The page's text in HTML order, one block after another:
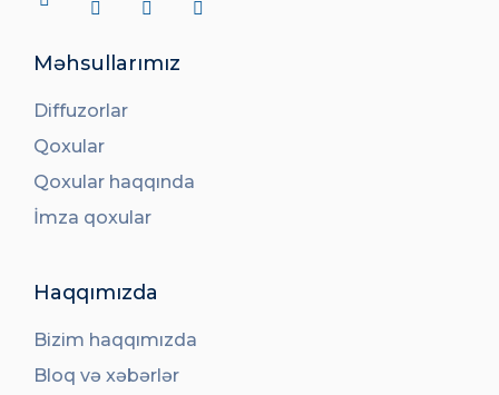
Məhsullarımız
Diffuzorlar
Qoxular
Qoxular haqqında
İmza qoxular
Haqqımızda
Bizim haqqımızda
Bloq və xəbərlər